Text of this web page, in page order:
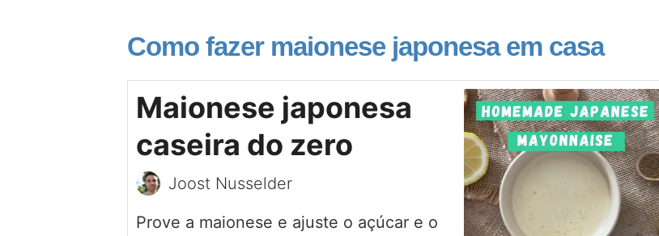
Como fazer maionese japonesa em casa
Maionese japonesa
caseira do zero
Joost Nusselder
Prove a maionese e ajuste o açúcar e o